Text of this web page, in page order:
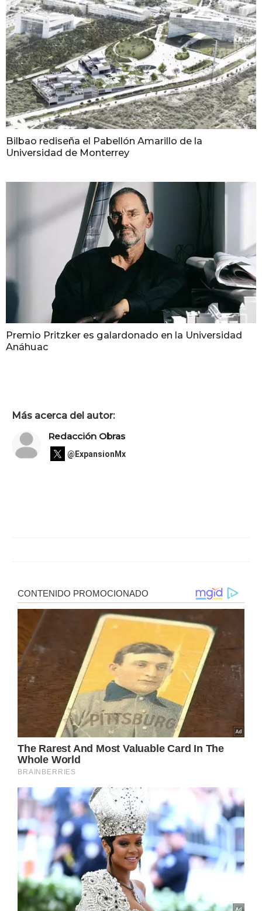
Bilbao rediseña el Pabellón Amarillo de la
Universidad de Monterrey
Premio Pritzker es galardonado en la Universidad
Anáhuac
Más acerca del autor:
Redacción Obras
@ExpansionMx